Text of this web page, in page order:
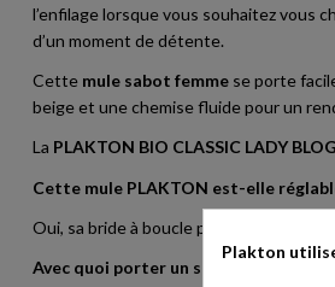
l’enfilage lorsque vous souhaitez vous
d’un moment de détente.
Cette mule sabot femme se porte
beige et une chemise fluide pour un
La PLAKTON BIO CLASSIC LADY
Cette mule PLAKTON est-elle
Oui, sa bride à boucle permet d’ajuster
Avec quoi porter un sabot femme
Plakton